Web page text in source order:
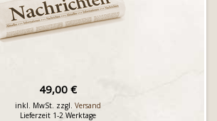
49,00 €
inkl. MwSt. zzgl. Versand
Lieferzeit 1-2 Werktage